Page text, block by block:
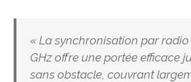
« La synchronisation par radio
GHz offre une portée efficace
sans obstacle, couvrant